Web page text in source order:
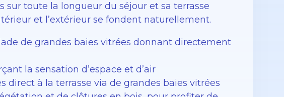
sur toute la longueur du séjour et sa terrasse
et l’extérieur se fondent naturellement.
de grandes baies vitrées donnant directement
la sensation d’espace et d’air
direct à la terrasse via de grandes baies vitrées